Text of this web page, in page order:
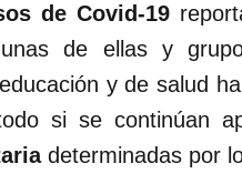
de Covid-19
de ellas y
y de salud
si se continúan
determinadas por